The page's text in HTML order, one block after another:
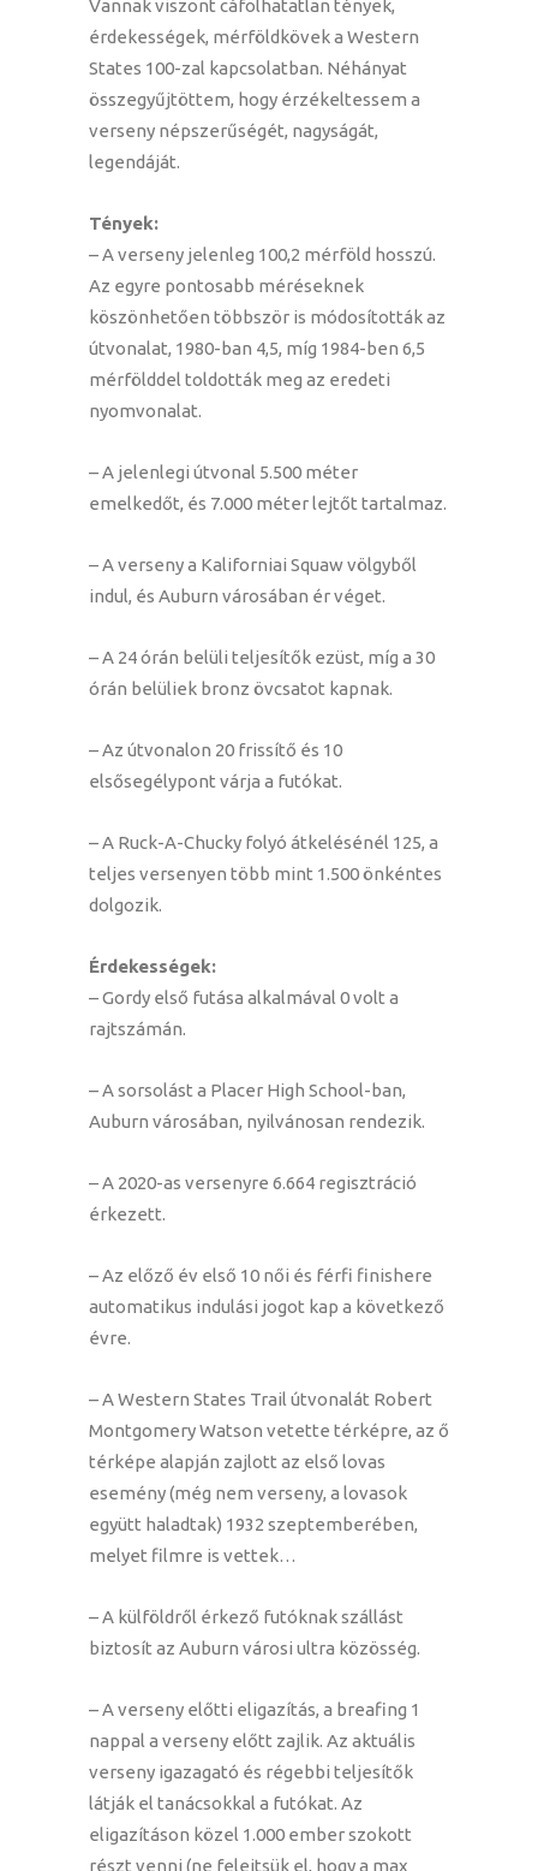
Vannak viszont cáfolhatatlan tények,
érdekességek, mérföldkövek a Western
States 100-zal kapcsolatban. Néhányat
összegyűjtöttem, hogy érzékeltessem a
verseny népszerűségét, nagyságát,
legendáját.
Tények:
– A verseny jelenleg 100,2 mérföld hosszú.
Az egyre pontosabb méréseknek
köszönhetően többször is módosították az
útvonalat, 1980-ban 4,5, míg 1984-ben 6,5
mérfölddel toldották meg az eredeti
nyomvonalat.
– A jelenlegi útvonal 5.500 méter
emelkedőt, és 7.000 méter lejtőt tartalmaz.
– A verseny a Kaliforniai Squaw völgyből
indul, és Auburn városában ér véget.
– A 24 órán belüli teljesítők ezüst, míg a 30
órán belüliek bronz övcsatot kapnak.
– Az útvonalon 20 frissítő és 10
elsősegélypont várja a futókat.
– A Ruck-A-Chucky folyó átkelésénél 125, a
teljes versenyen több mint 1.500 önkéntes
dolgozik.
Érdekességek:
– Gordy első futása alkalmával 0 volt a
rajtszámán.
– A sorsolást a Placer High School-ban,
Auburn városában, nyilvánosan rendezik.
– A 2020-as versenyre 6.664 regisztráció
érkezett.
– Az előző év első 10 női és férfi finishere
automatikus indulási jogot kap a következő
évre.
– A Western States Trail útvonalát Robert
Montgomery Watson vetette térképre, az ő
térképe alapján zajlott az első lovas
esemény (még nem verseny, a lovasok
együtt haladtak) 1932 szeptemberében,
melyet filmre is vettek…
– A külföldről érkező futóknak szállást
biztosít az Auburn városi ultra közösség.
– A verseny előtti eligazítás, a breafing 1
nappal a verseny előtt zajlik. Az aktuális
verseny igazagató és régebbi teljesítők
látják el tanácsokkal a futókat. Az
eligazításon közel 1.000 ember szokott
részt venni (ne felejtsük el, hogy a max